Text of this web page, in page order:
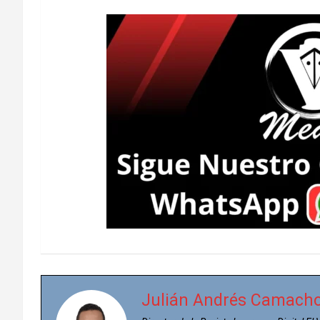
Julián Andrés